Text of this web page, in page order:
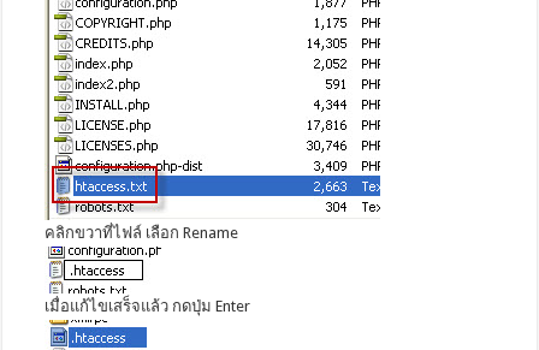
คลิกขวาที่ไฟล์ เลือก Rename
เมื่อแก้ไขเสร็จแล้ว กดปุ่ม Enter